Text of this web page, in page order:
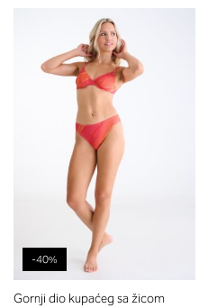
-40%
Gornji dio kupaćeg sa žicom